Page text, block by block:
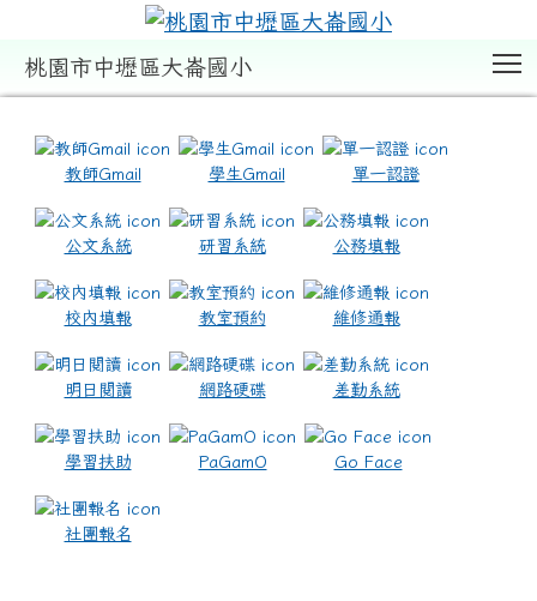
桃園市中壢區大崙國小
教師Gmail 學生Gmail 單一認證
公文系統 研習系統 公務填報
校內填報 教室預約 維修通報
明日閱讀 網路硬碟 差勤系統
學習扶助 PaGamO Go Face
社團報名